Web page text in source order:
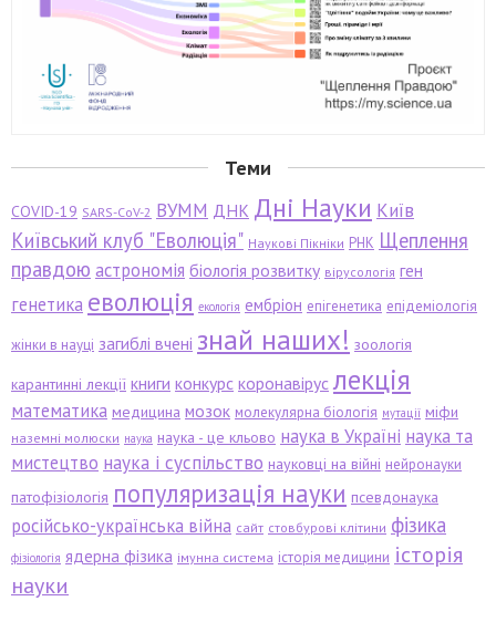
Теми
COVID-19 SARS-CoV-2 ВУММ ДНК Дні Науки Київ
Київський клуб "Еволюція" Наукові Пікніки РНК Щеплення
правдою астрономія біологія розвитку вірусологія ген
генетика еволюція екологія ембріон епігенетика епідеміологія
жінки в науці загиблі вчені знай наших! зоологія
карантинні лекції книги конкурс коронавірус лекція
математика медицина мозок молекулярна біологія мутації міфи
наземні молюски наука наука - це кльово наука в Україні наука та
мистецтво наука і суспільство науковці на війні нейронауки
патофізіологія популяризація науки псевдонаука
російсько-українська війна сайт стовбурові клітини фізика
фізіологія ядерна фізика імунна система історія медицини історія
науки